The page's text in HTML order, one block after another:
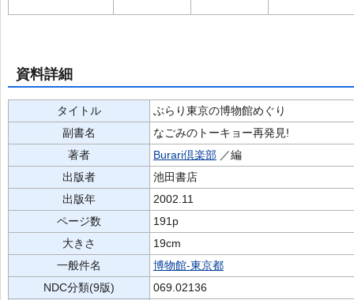
資料詳細
タイトル
ぶらり東京の博物館めぐり
副書名
なごみのトーキョー再発見!
著者
Burari倶楽部 ／編
出版者
池田書店
出版年
2002.11
ページ数
191p
大きさ
19cm
一般件名
博物館-東京都
NDC分類(9版)
069.02136